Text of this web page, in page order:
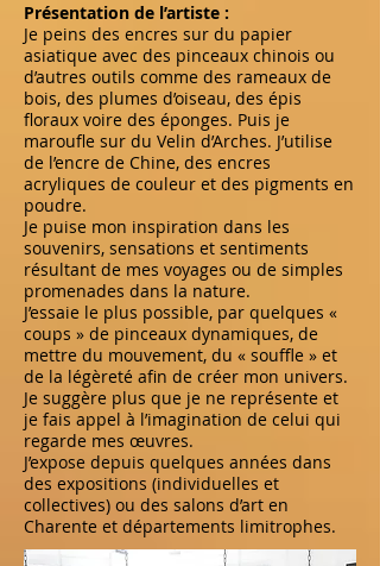
Présentation de l’artiste :
Je peins des encres sur du papier
asiatique avec des pinceaux chinois ou
d’autres outils comme des rameaux de
bois, des plumes d’oiseau, des épis
floraux voire des éponges. Puis je
maroufle sur du Velin d’Arches. J’utilise
de l’encre de Chine, des encres
acryliques de couleur et des pigments en
poudre.
Je puise mon inspiration dans les
souvenirs, sensations et sentiments
résultant de mes voyages ou de simples
promenades dans la nature.
J’essaie le plus possible, par quelques «
coups » de pinceaux dynamiques, de
mettre du mouvement, du « souffle » et
de la légèreté afin de créer mon univers.
Je suggère plus que je ne représente et
je fais appel à l’imagination de celui qui
regarde mes œuvres.
J’expose depuis quelques années dans
des expositions (individuelles et
collectives) ou des salons d’art en
Charente et départements limitrophes.